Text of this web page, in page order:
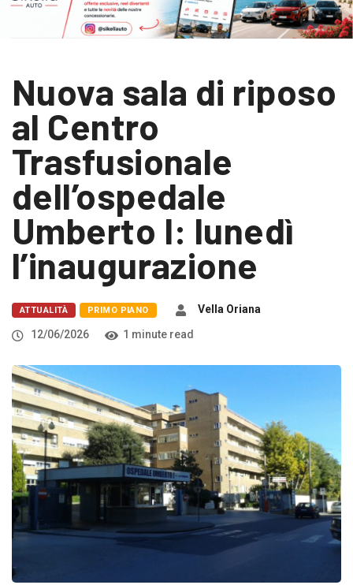
Nuova sala di riposo
al Centro
Trasfusionale
dell’ospedale
Umberto I: lunedì
l’inaugurazione
ATTUALITÀ PRIMO PIANO
Vella Oriana
12/06/2026
1 minute read